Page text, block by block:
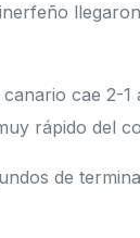
cae 2-
rápido del
de